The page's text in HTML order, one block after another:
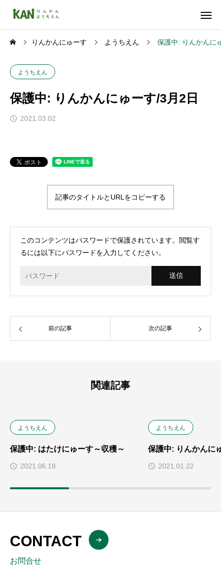
りんかんにゅーす ようちえん 保護中: りんかんに
ようちえん
保護中: りんかんにゅーす/3月2日
2021.03.02
記事のタイトルとURLをコピーする
このコンテンツはパスワードで保護されています。閲覧す
るには以下にパスワードを入力してください。
前の記事 次の記事
関連記事
ようちえん
保護中: はたけにゅーす～収穫～
2021.06.18
ようちえん
保護中: りんかんに
2021.01.22
CONTACT
お問合せ